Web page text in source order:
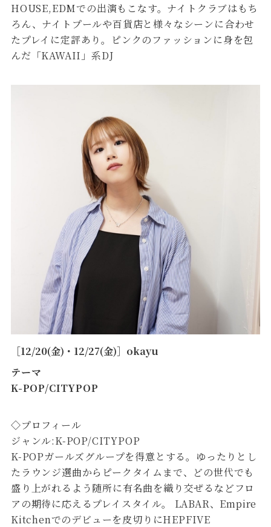
HOUSE,EDMでの出演もこなす。ナイトクラブはもち
ろん、ナイトプールや百貨店と様々なシーンに合わせ
たプレイに定評あり。ピンクのファッションに身を包
んだ「KAWAII」系DJ
［12/20(金)・12/27(金)］okayu
テーマ
K-POP/CITYPOP
◇プロフィール
ジャンル:K-POP/CITYPOP
K-POPガールズグループを得意とする。ゆったりとし
たラウンジ選曲からピークタイムまで、どの世代でも
盛り上がれるよう随所に有名曲を織り交ぜるなどフロ
アの期待に応えるプレイスタイル。 LABAR、Empire
Kitchenでのデビューを皮切りにHEPFIVE